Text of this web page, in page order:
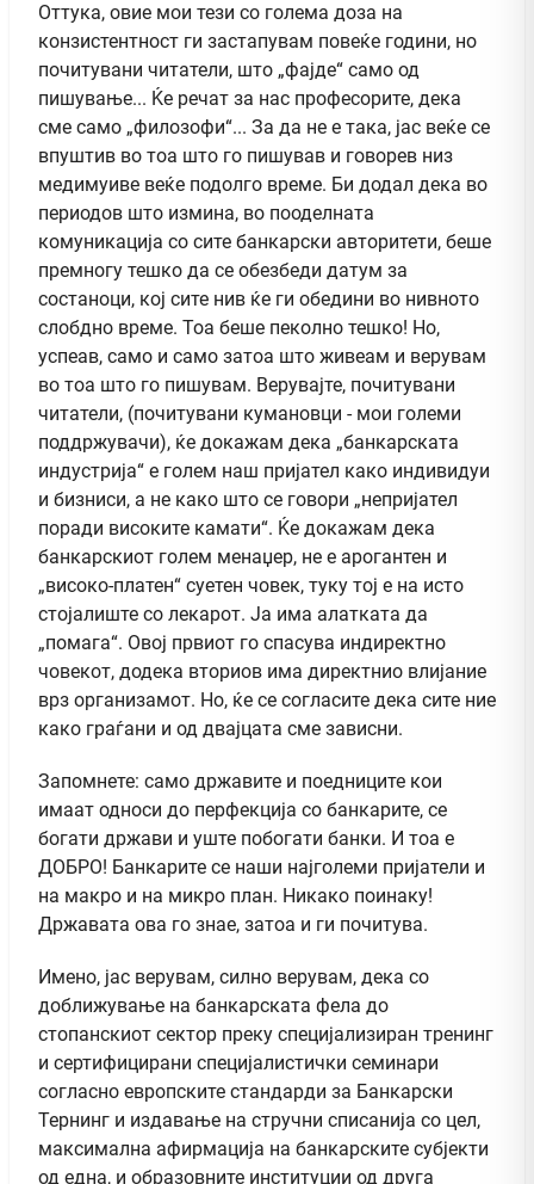
Оттука, овие мои тези со голема доза на
конзистентност ги застапувам повеќе години, но
почитувани читатели, што „фајде“ само од
пишување... Ќе речат за нас професорите, дека
сме само „филозофи“... За да не е така, јас веќе се
впуштив во тоа што го пишував и говорев низ
медимуиве веќе подолго време. Би додал дека во
периодов што измина, во пооделната
комуникација со сите банкарски авторитети, беше
премногу тешко да се обезбеди датум за
состаноци, кој сите нив ќе ги обедини во нивното
слобдно време. Тоа беше пеколно тешко! Но,
успеав, само и само затоа што живеам и верувам
во тоа што го пишувам. Верувајте, почитувани
читатели, (почитувани кумановци - мои големи
поддржувачи), ќе докажам дека „банкарската
индустрија“ е голем наш пријател како индивидуи
и бизниси, а не како што се говори „непријател
поради високите камати“. Ќе докажам дека
банкарскиот голем менаџер, не е арогантен и
„високо-платен“ суетен човек, туку тој е на исто
стојалиште со лекарот. Ја има алатката да
„помага“. Овој првиот го спасува индиректно
човекот, додека вториов има директнио влијание
врз организамот. Но, ќе се согласите дека сите ние
како граѓани и од двајцата сме зависни.
Запомнете: само државите и поедниците кои
имаат односи до перфекција со банкарите, се
богати држави и уште побогати банки. И тоа е
ДОБРО! Банкарите се наши најголеми пријатели и
на макро и на микро план. Никако поинаку!
Државата ова го знае, затоа и ги почитува.
Имено, јас верувам, силно верувам, дека со
доближување на банкарската фела до
стопанскиот сектор преку специјализиран тренинг
и сертифицирани специјалистички семинари
согласно европските стандарди за Банкарски
Тернинг и издавање на стручни списанија со цел,
максимална афирмација на банкарските субјекти
од една, и образовните институции од друга